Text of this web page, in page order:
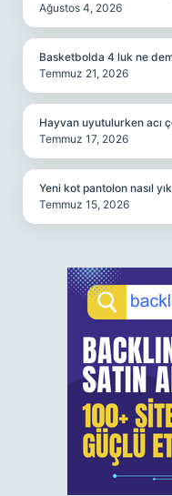
Ağustos 4, 2026
Basketbolda 4 luk ne
Temmuz 21, 2026
Hayvan uyutulurken acı
Temmuz 17, 2026
Yeni kot pantolon nasıl
Temmuz 15, 2026